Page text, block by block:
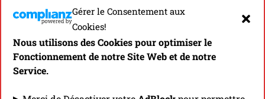
Gérer le Consentement aux
Cookies!
Nous utilisons des Cookies pour optimiser le
Fonctionnement de notre Site Web et de notre
Service.
comparaison des
Mafate Speed
4: l’atterrissage du talon